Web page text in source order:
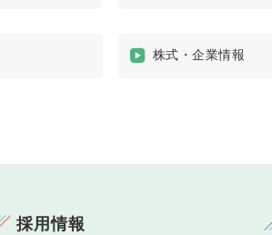
株式・企業情報
採用情報